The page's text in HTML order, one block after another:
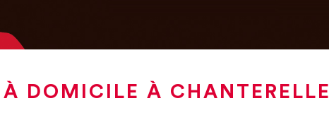
À DOMICILE À CHANTERELLE